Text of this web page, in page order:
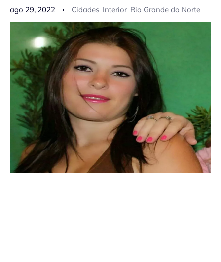
ago 29, 2022 Cidades Interior Rio Grande do Norte